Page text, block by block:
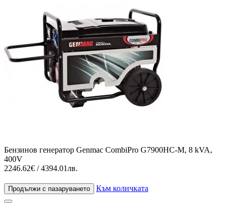
Бензинов генератор Genmac CombiPro G7900HC-M, 8 kVA,
400V
2246.62€ / 4394.01лв.
Продължи с пазаруването Към количката